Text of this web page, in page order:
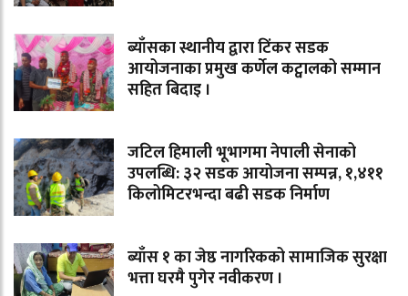
ब्याँसका स्थानीय द्वारा टिंकर सडक
आयोजनाका प्रमुख कर्णेल कट्वालको सम्मान
सहित बिदाइ ।
जटिल हिमाली भूभागमा नेपाली सेनाको
उपलब्धि: ३२ सडक आयोजना सम्पन्न, १,४११
किलोमिटरभन्दा बढी सडक निर्माण
ब्याँस १ का जेष्ठ नागरिकको सामाजिक सुरक्षा
भत्ता घरमै पुगेर नवीकरण ।